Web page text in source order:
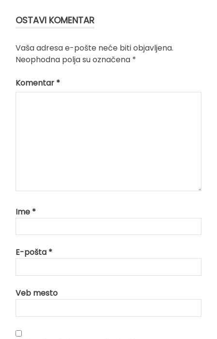
OSTAVI KOMENTAR
Vaša adresa e-pošte neće biti objavljena.
Neophodna polja su označena *
Komentar *
Ime *
E-pošta *
Veb mesto